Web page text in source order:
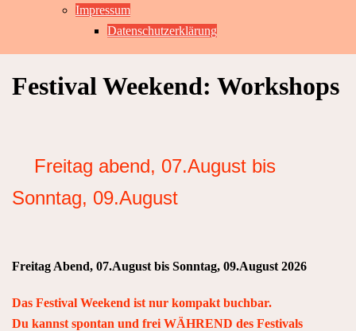
Impressum
Datenschutzerklärung
Festival Weekend: Workshops
Freitag abend, 07.August bis
Sonntag, 09.August
Freitag Abend, 07.August bis Sonntag, 09.August 2026
Das Festival Weekend ist nur kompakt buchbar.
Du kannst spontan und frei WÄHREND des Festivals